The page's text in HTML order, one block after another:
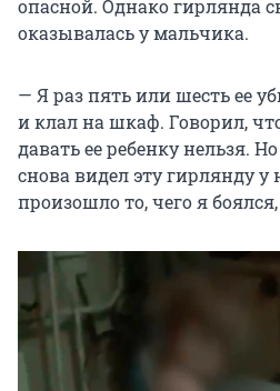
опасной. Однако гирлянда
оказывалась у мальчика.
— Я раз пять или шесть ее
и клал на шкаф. Говорил,
давать ее ребенку нельзя.
снова видел эту гирлянду у
произошло то, чего я